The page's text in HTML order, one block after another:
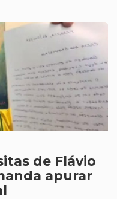
de Flávio
apurar